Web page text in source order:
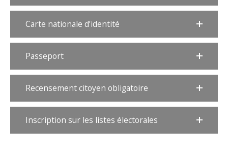
Carte nationale d’identité
Passeport
Recensement citoyen obligatoire
Inscription sur les listes électorales